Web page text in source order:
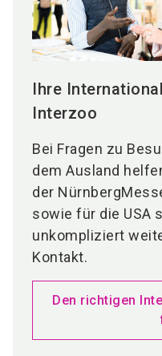
Ihre
Interzoo
Bei Fragen zu
dem Ausland
der
sowie für die USA
unkompliziert
Kontakt.
Den richtigen